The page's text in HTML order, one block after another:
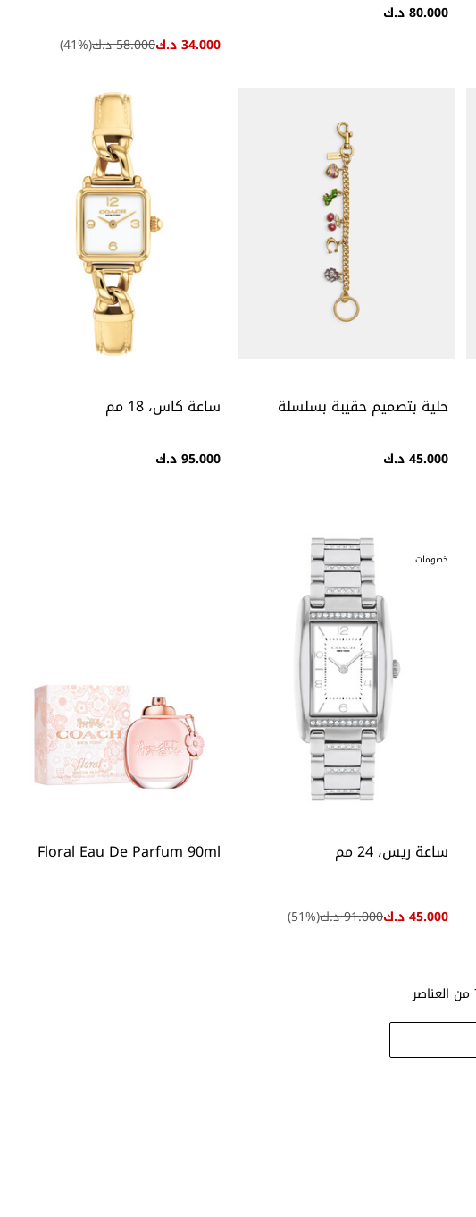
80.000 د.ك
34.000 د.ك 58.000 د.ك (
41%)
حلية بتصميم حقيبة بسلسلة
45.000 د.ك
ساعة كاس، 18 مم
95.000 د.ك
خصومات
ساعة ريس، 24 مم
45.000 د.ك 91.000 د.ك (
51%)
Floral Eau De Parfum 90ml